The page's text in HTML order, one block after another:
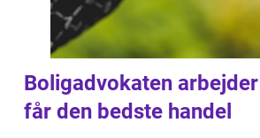
Boligadvokaten
får den bedste handel